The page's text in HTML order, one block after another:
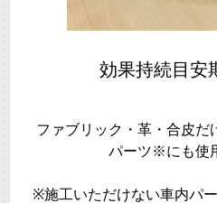
効果持続目安
ファブリック・革・合皮だ
パーツ※にも使
※施工いただけない車内パ